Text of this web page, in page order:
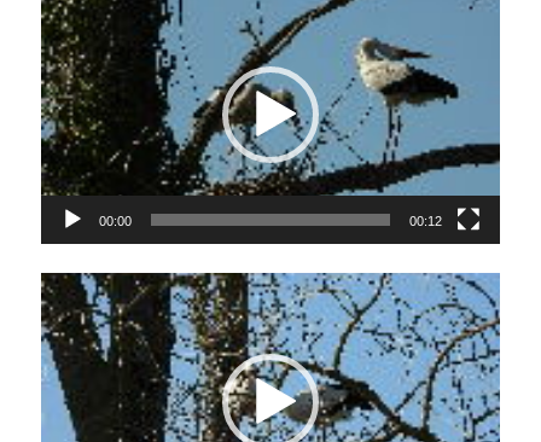
vidéo
00:00 00:12
Lecteur
vidéo